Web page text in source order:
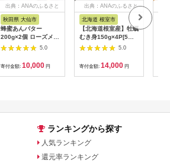
出典：ANAのふるさと
秋田県 大仙市
蜂蜜あんバター
200g×2個 ローズメイ
[あんバター はちみ
つ 発酵バター あん
こ 水あめ不使用 秋
田県 大仙市]
5.0
寄付金額: 10,000 円
出典：ANAのふるさと
納税
北海道 根室市
【北海道根室産】牡蠣
むき身150g×4P[5月
下旬以降発送] A-
5.0
寄付金額: 14,000 円
ランキングから探す
人気ランキング
還元率ランキング